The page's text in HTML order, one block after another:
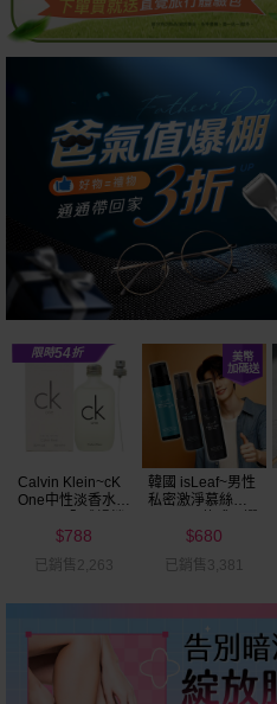
TS6~男士極淨私
密沐浴露(330g)
$618
已銷售58
台灣代理 Laifen
徠芬~-T1_Pro往
修容套組(銀／灰)
$3490
已銷售16